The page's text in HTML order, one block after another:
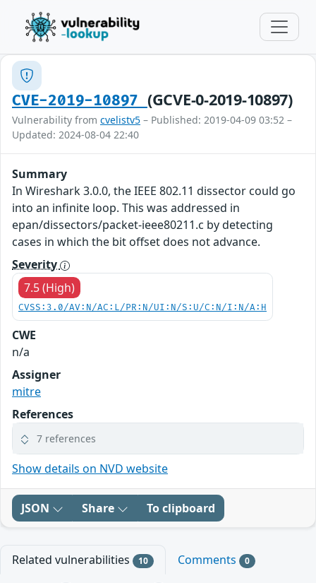
CVE-2019-10897 (GCVE-0-2019-10897)
Vulnerability from cvelistv5 – Published: 2019-04-09 03:52 –
Updated: 2024-08-04 22:40
Summary
In Wireshark 3.0.0, the IEEE 802.11 dissector could go
into an infinite loop. This was addressed in
epan/dissectors/packet-ieee80211.c by detecting
cases in which the bit offset does not advance.
Severity
7.5 (High)
CVSS:3.0/AV:N/AC:L/PR:N/UI:N/S:U/C:N/I:N/A:H
CWE
n/a
Assigner
mitre
References
7 references
Show details on NVD website
JSON Share To clipboard
Related vulnerabilities 10 Comments 0